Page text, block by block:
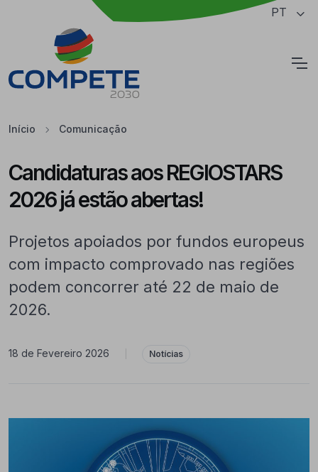
Saltar para o conteúdo principal da página PT
Início Comunicação
Candidaturas aos REGIOSTARS
2026 já estão abertas!
Projetos apoiados por fundos europeus
com impacto comprovado nas regiões
podem concorrer até 22 de maio de
2026.
18 de Fevereiro 2026 Notícias